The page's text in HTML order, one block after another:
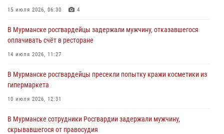
города Кандалакши
Сотрудники Росгвардии провели инструктаж по
антитеррористической защищенности для членов избирательных
31 июля 2026, 08:48 3
Сотрудники Росгвардии задержали мужчину, не оплатившего счет в
30 июля 2026, 14:09
15 июля 2026, 06:30 4
В Мурманске росгвардейцы задержали мужчину, отказавшегося
оплачивать счёт в ресторане
14 июля 2026, 11:27
В Мурманске росгвардейцы пресекли попытку кражи косметики из
гипермаркета
10 июля 2026, 12:31
В Мурманске сотрудники Росгвардии задержали мужчину,
скрывавшегося от правосудия